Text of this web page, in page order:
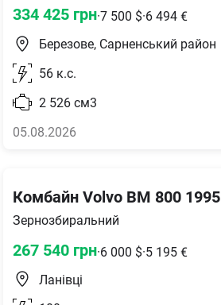
334 425 грн·7 500 $·6 494 €
Березове, Сарненський район
56 к.с.
2 526 см3
05.08.2026
Комбайн Volvo BM 800 1995
Зернозбиральний
267 540 грн·6 000 $·5 195 €
Ланівці